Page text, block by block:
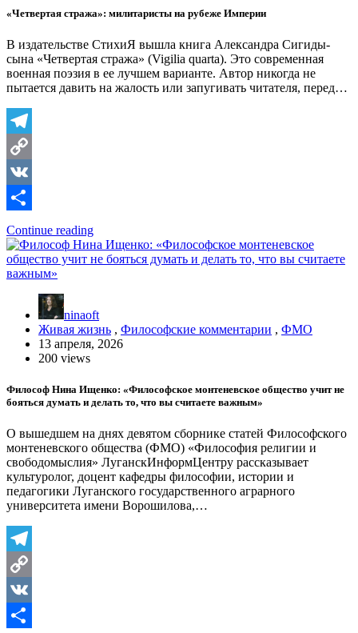
«Четвертая стража»: милитаристы на рубеже Империи
В издательстве СтихиЯ вышла книга Александра Сигиды-
сына «Четвертая стража» (Vigilia quarta). Это современная
военная поэзия в ее лучшем варианте. Автор никогда не
пытается давить на жалость или запугивать читателя, перед…
Telegram
Copy
Link
VK
Отправить
Continue reading
ninaoft
Живая жизнь , Философские комментарии , ФМО
13 апреля, 2026
200 views
Философ Нина Ищенко: «Философское монтеневское общество учит не
бояться думать и делать то, что вы считаете важным»
О вышедшем на днях девятом сборнике статей Философского
монтеневского общества (ФМО) «Философия религии и
свободомыслия» ЛуганскИнформЦентру рассказывает
культуролог, доцент кафедры философии, истории и
педагогики Луганского государственного аграрного
университета имени Ворошилова,…
Telegram
Copy
Link
VK